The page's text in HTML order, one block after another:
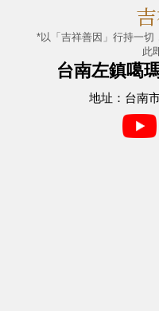
*以「吉祥善因」行持一切
此
台南左鎮噶
地址：台南